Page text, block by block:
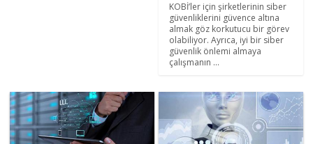
KOBİ’ler için şirketlerinin siber
güvenliklerini güvence altına
almak göz korkutucu bir görev
olabiliyor. Ayrıca, iyi bir siber
güvenlik önlemi almaya
çalışmanın ...